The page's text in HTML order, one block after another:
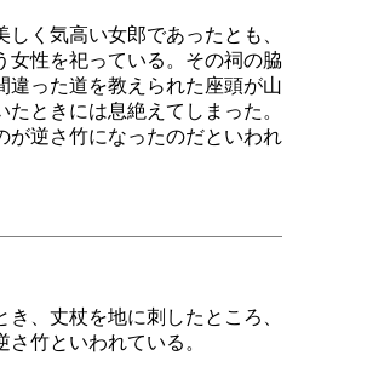
く気高い女郎であったとも、
女性を祀っている。その祠の脇
違った道を教えられた座頭が山
ときには息絶えてしまった。
が逆さ竹になったのだといわれ
、丈杖を地に刺したところ、
竹といわれている。